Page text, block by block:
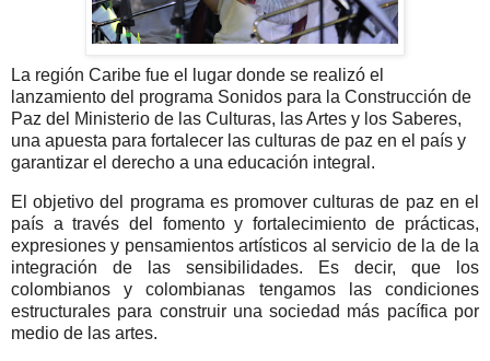
La región Caribe fue el lugar donde se realizó el
lanzamiento del programa Sonidos para la Construcción de
Paz del Ministerio de las Culturas, las Artes y los Saberes,
una apuesta para fortalecer las culturas de paz en el país y
garantizar el derecho a una educación integral.
El objetivo del programa es promover culturas de paz en el
país a través del fomento y fortalecimiento de prácticas,
expresiones y pensamientos artísticos al servicio de la de la
integración de las sensibilidades. Es decir, que los
colombianos y colombianas tengamos las condiciones
estructurales para construir una sociedad más pacífica por
medio de las artes.